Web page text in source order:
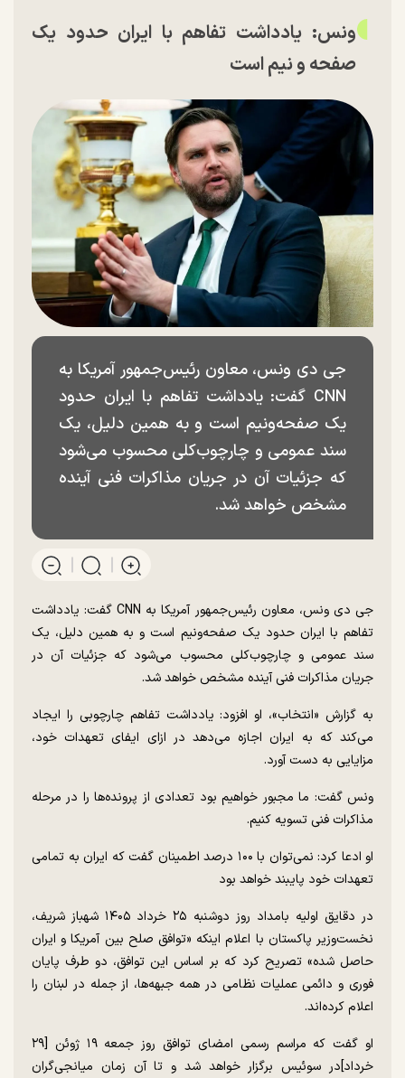
ونس: یادداشت تفاهم با ایران حدود یک
صفحه و نیم است
جی دی ونس، معاون رئیس‌جمهور آمریکا به
CNN گفت: یادداشت تفاهم با ایران حدود
یک صفحه‌ونیم است و به همین دلیل، یک
سند عمومی و چارچوب‌کلی محسوب می‌شود
که جزئیات آن در جریان مذاکرات فنی آینده
مشخص خواهد شد.
جی دی ونس، معاون رئیس‌جمهور آمریکا به CNN گفت: یادداشت
تفاهم با ایران حدود یک صفحه‌ونیم است و به همین دلیل، یک
سند عمومی و چارچوب‌کلی محسوب می‌شود که جزئیات آن در
جریان مذاکرات فنی آینده مشخص خواهد شد.
به گزارش «انتخاب»، او افزود: یادداشت تفاهم چارچوبی را ایجاد
می‌کند که به ایران اجازه می‌دهد در ازای ایفای تعهدات خود،
مزایایی به دست آورد.
ونس گفت: ما مجبور خواهیم بود تعدادی از پرونده‌ها را در مرحله
مذاکرات فنی تسویه کنیم.
او ادعا کرد: نمی‌توان با ۱۰۰ درصد اطمینان گفت که ایران به تمامی
تعهدات خود پایبند خواهد بود
در دقایق اولیه بامداد روز دوشنبه ۲۵ خرداد ۱۴۰۵ شهباز شریف،
نخست‌وزیر پاکستان با اعلام اینکه «توافق صلح بین آمریکا و ایران
حاصل شده» تصریح کرد که بر اساس این توافق، دو طرف پایان
فوری و دائمی عملیات نظامی در همه جبهه‌ها، از جمله در لبنان را
اعلام کرده‌اند.
او گفت که مراسم رسمی امضای توافق روز جمعه ۱۹ ژوئن [۲۹
خرداد]در سوئیس برگزار خواهد شد و تا آن زمان میانجی‌گران